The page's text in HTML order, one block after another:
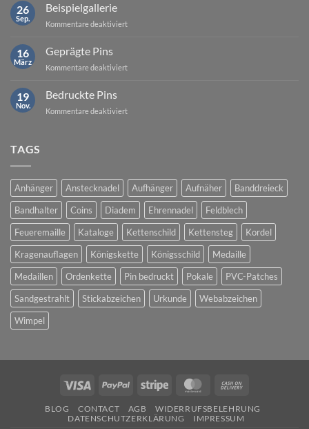
26
Sep.
Beispielgallerie
Kommentare deaktiviertfür
16
März
Geprägte Pins
Kommentare deaktiviertfür
19
Nov.
Bedruckte Pins
Kommentare deaktiviertfür
TAGS
Anhänger Anstecknadel Aufhänger Aufnäher
Banddreieck
Bandhalter
Coins Diadem Ehrennadel
Feldblech
Feueremaille
Kataloge Kettenschild Kettensteg
Kordel
Kragenauflagen
Königskette Königsschild
Medaille
Medaillen
Ordenkette Pin bedruckt Pokale
PVC-Patches
Sandgestrahlt
Stickabzeichen Urkunde
Webabzeichen
Wimpel
Visa PayPal Stripe MasterCard
Delivery
BLOG CONTACT AGB
WIDERRUFSBELEHRUNG
DATENSCHUTZERKLÄRUNG
IMPRESSUM